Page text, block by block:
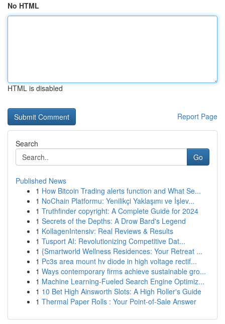
No HTML
HTML is disabled
Report Page
Search
Go
Published News
1 How Bitcoin Trading alerts function and What Se...
1 NoChain Platformu: Yenilikçi Yaklaşımı ve İşlev...
1 Truthfinder copyright: A Complete Guide for 2024
1 Secrets of the Depths: A Drow Bard's Legend
1 KollagenIntensiv: Real Reviews & Results
1 Tusport AI: Revolutionizing Competitive Dat...
1 {Smartworld Wellness Residences: Your Retreat ...
1 Pc3s area mount hv diode in high voltage rectif...
1 Ways contemporary firms achieve sustainable gro...
1 Machine Learning-Fueled Search Engine Optimiz...
1 10 Bet High Ainsworth Slots: A High Roller's Guide
1 Thermal Paper Rolls : Your Point-of-Sale Answer